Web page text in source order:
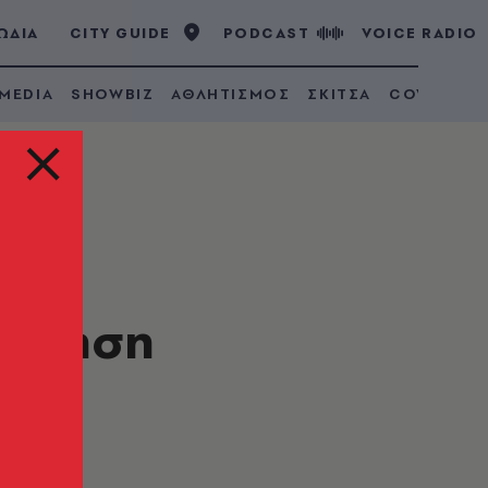
CITY GUIDE PODCAST VOICE RADIO
SHOWBIZ ΑΘΛΗΤΙΣΜΟΣ ΣΚΙΤΣΑ COVID 19